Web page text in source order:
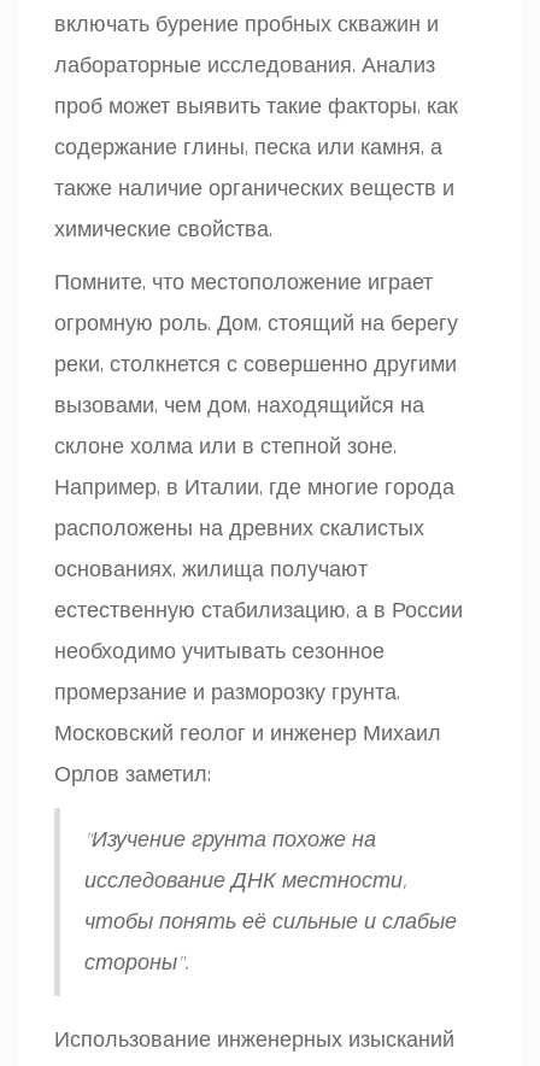
включать бурение пробных скважин и
лабораторные исследования. Анализ
проб может выявить такие факторы, как
содержание глины, песка или камня, а
также наличие органических веществ и
химические свойства.
Помните, что местоположение играет
огромную роль. Дом, стоящий на берегу
реки, столкнется с совершенно другими
вызовами, чем дом, находящийся на
склоне холма или в степной зоне.
Например, в Италии, где многие города
расположены на древних скалистых
основаниях, жилища получают
естественную стабилизацию, а в России
необходимо учитывать сезонное
промерзание и разморозку грунта.
Московский геолог и инженер Михаил
Орлов заметил:
"Изучение грунта похоже на
исследование ДНК местности,
чтобы понять её сильные и слабые
стороны".
Использование инженерных изысканий